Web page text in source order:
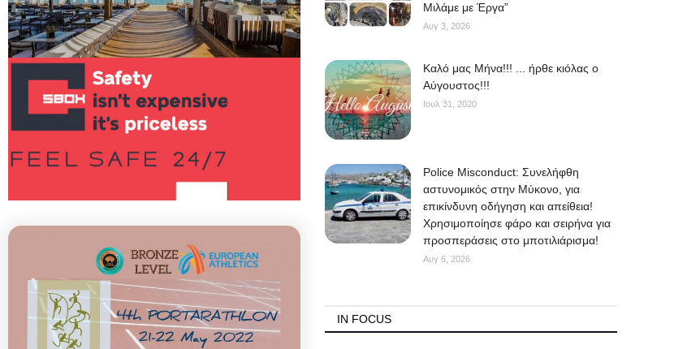
Μιλάμε με Έργα”
Αυγ 3, 2026
Kαλό μας Μήνα!!! ... ήρθε κιόλας ο
Αύγουστος!!!
Ιουλ 31, 2020
Police Misconduct: Συνελήφθη
αστυνομικός στην Μύκονο, για
επικίνδυνη οδήγηση και απείθεια!
Χρησιμοποίησε φάρο και σειρήνα για
προσπεράσεις στο μποτιλιάρισμα!
Αυγ 6, 2026
IN FOCUS